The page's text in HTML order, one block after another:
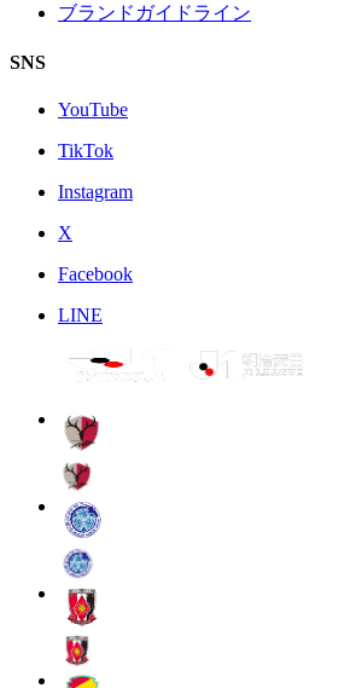
ブランドガイドライン
SNS
YouTube
TikTok
Instagram
X
Facebook
LINE